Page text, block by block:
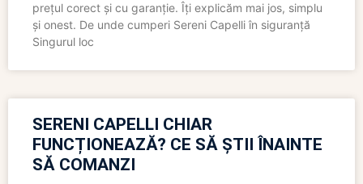
prețul corect și cu garanție. Îți explicăm mai jos, simplu
și onest. De unde cumperi Sereni Capelli în siguranță
Singurul loc
SERENI CAPELLI CHIAR
FUNCȚIONEAZĂ? CE SĂ ȘTII ÎNAINTE
SĂ COMANZI